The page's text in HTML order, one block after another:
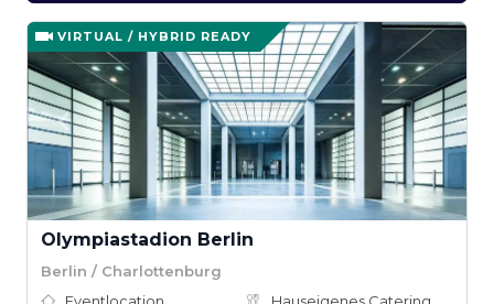
VIRTUAL / HYBRID READY
Olympiastadion Berlin
Berlin / Charlottenburg